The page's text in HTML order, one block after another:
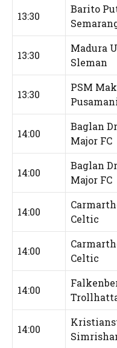
13:30
Barito
13:30
Madura
Sleman
13:30
PSM
14:00
Baglan
Major FC
14:00
Baglan
Major FC
14:00
Celtic
14:00
Celtic
14:00
14:00